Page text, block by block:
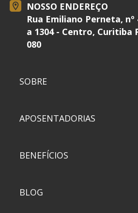
NOSSO ENDEREÇO
Rua Emiliano Perneta, nº
a 1304 - Centro, Curitiba
080
SOBRE
APOSENTADORIAS
BENEFÍCIOS
BLOG